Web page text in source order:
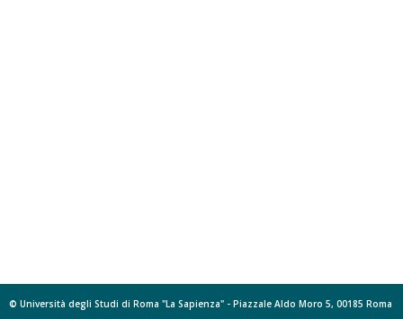
© Università degli Studi di Roma "La Sapienza" - Piazzale Aldo Moro 5, 00185 Roma